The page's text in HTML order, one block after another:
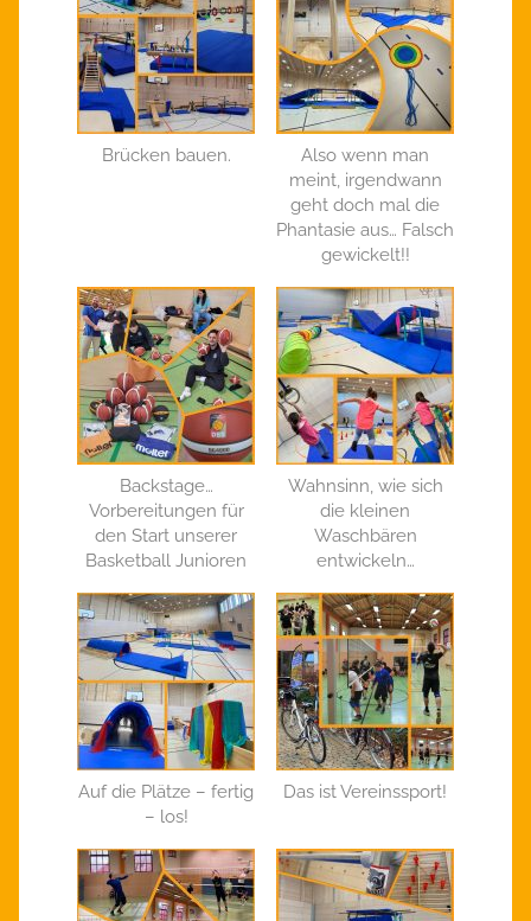
Brücken bauen.
Also wenn man
meint, irgendwann
geht doch mal die
Phantasie aus… Falsch
gewickelt!!
Backstage…
Vorbereitungen für
den Start unserer
Basketball Junioren
Wahnsinn, wie sich
die kleinen
Waschbären
entwickeln…
Auf die Plätze – fertig
– los!
Das ist Vereinssport!